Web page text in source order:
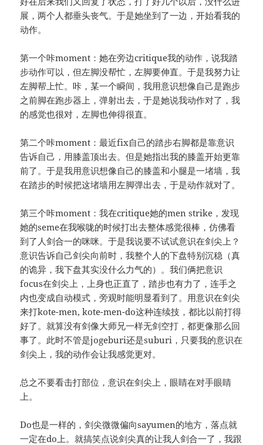
展，两个人都垂头丧气。于是她坐到了一边，开始看我的
动作。
第一个咔moment：她在旁边critique我的动作，说我踏
步动作可以，但左脚没帮忙，左脚要伸直。于是我努力让
左脚帮上忙。咔，某一个瞬间，我用意识想像自己是跑步
之前脚在跑步器上，弹射出去，于是她说我动作对了，我
的感觉也很对，左脚也伸得很直。
第二个咔moment：最近fix自己的踏步右脚都是靠意识
告诉自己，用膝盖顶出去。但是她指出我的膝盖开始更靠
前了。于是我用意识想像自己的膝盖和小腿是一堵墙，我
在踏步的时候把这堵墙用左脚弹出去，于是动作就对了。
第三个咔moment：我在critique她的men strike，发现
她的seme在我喉咙的时候打出去整体感觉很棒，仿佛看
到了人剑合一的咪咪。于是我说要不试试意识在剑尖上？
意识告诉自己剑尖向前时，我整个人的下盘特别沉稳（真
的诡异，我下盘其实没什么力气的）。我们俩把意识
focus在剑尖上，上身也正直了，踏步也有力了，连手之
内也变成自动模式，旁观时能明显看到了。用意识在剑尖
来打kote-men, kote-men-do这种连续技，都比以前打得
好了。就算没有剑像大师兄一样无剑空打，都更像那么回
事了。此时不管是jogeburi还是suburi，只要我的意识在
剑尖上，我的动作会让我感觉更对。
总之不要看击打部位，意识在剑尖上，眼睛在对手眼睛
上。
Do也是一样的，剑尖微微偏向sayumen的地方，落点就
一定在do上。就搞笑点说剑尖真的让我人剑合一了，我跟